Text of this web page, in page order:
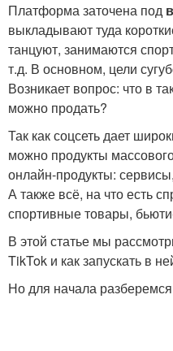
Платформа заточена под
выкладывают туда
танцуют, занимаются
т.д. В основном, цели
Возникает вопрос: что в
можно продать?
Так как соцсеть дает
можно продукты
онлайн-продукты:
А также всё, на что есть
спортивные товары,
В этой статье мы
TikTok и как запускать в
Но для начала